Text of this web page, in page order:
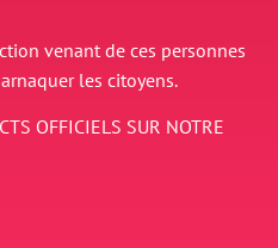
venant de ces personnes
les citoyens.
OFFICIELS SUR NOTRE